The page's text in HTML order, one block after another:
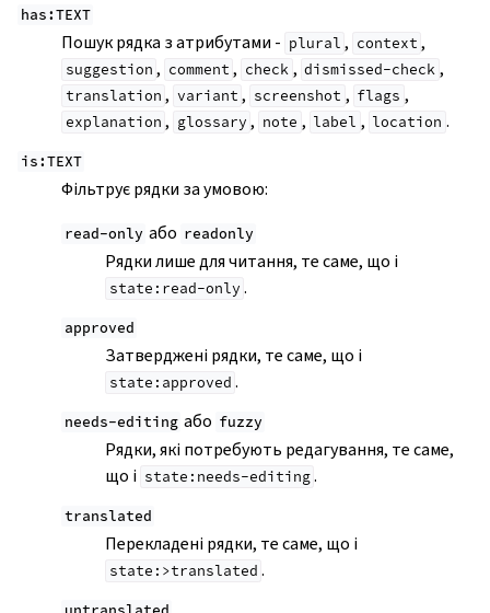
has:TEXT
Пошук рядка з атрибутами - plural , context ,
suggestion , comment , check , dismissed-check ,
translation , variant , screenshot , flags ,
explanation , glossary , note , label , location .
is:TEXT
Фільтрує рядки за умовою:
read-only або readonly
Рядки лише для читання, те саме, що і
state:read-only .
approved
Затверджені рядки, те саме, що і
state:approved .
needs-editing або fuzzy
Рядки, які потребують редагування, те саме,
що і state:needs-editing .
translated
Перекладені рядки, те саме, що і
state:>translated .